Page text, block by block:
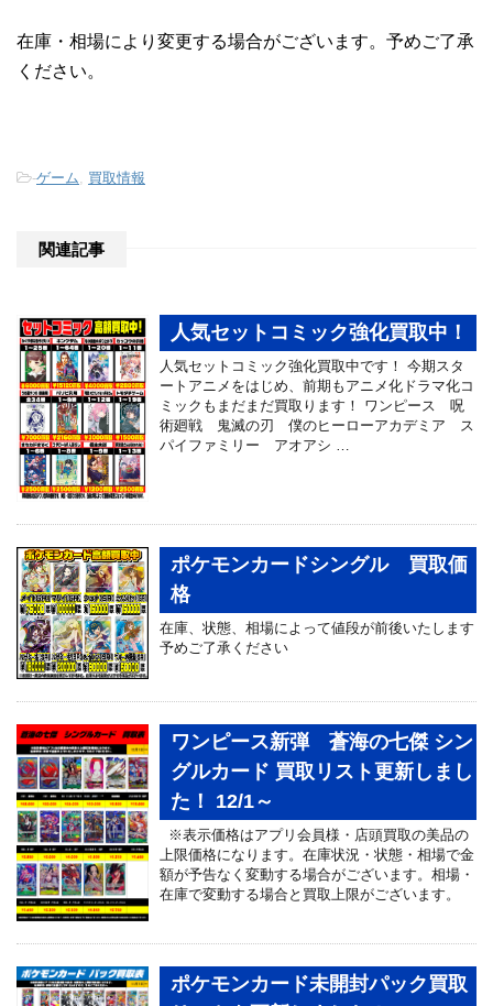
在庫・相場により変更する場合がございます。予めご了承
ください。
-ゲーム 買取情報
関連記事
人気セットコミック強化買取中！
人気セットコミック強化買取中です！ 今期スタ
ートアニメをはじめ、前期もアニメ化ドラマ化コ
ミックもまだまだ買取ります！ ワンピース 呪
術廻戦 鬼滅の刃 僕のヒーローアカデミア ス
パイファミリー アオアシ …
ポケモンカードシングル 買取価
格
在庫、状態、相場によって値段が前後いたします
予めご了承ください
ワンピース新弾 蒼海の七傑 シン
グルカード 買取リスト更新しまし
た！ 12/1～
※表示価格はアプリ会員様・店頭買取の美品の
上限価格になります。在庫状況・状態・相場で金
額が予告なく変動する場合がございます。相場・
在庫で変動する場合と買取上限がございます。
ポケモンカード未開封パック買取